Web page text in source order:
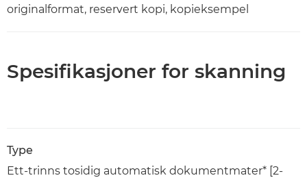
originalformat, reservert kopi, kopieksempel
Spesifikasjoner for skanning
Type
Ett-trinns tosidig automatisk dokumentmater* [2-